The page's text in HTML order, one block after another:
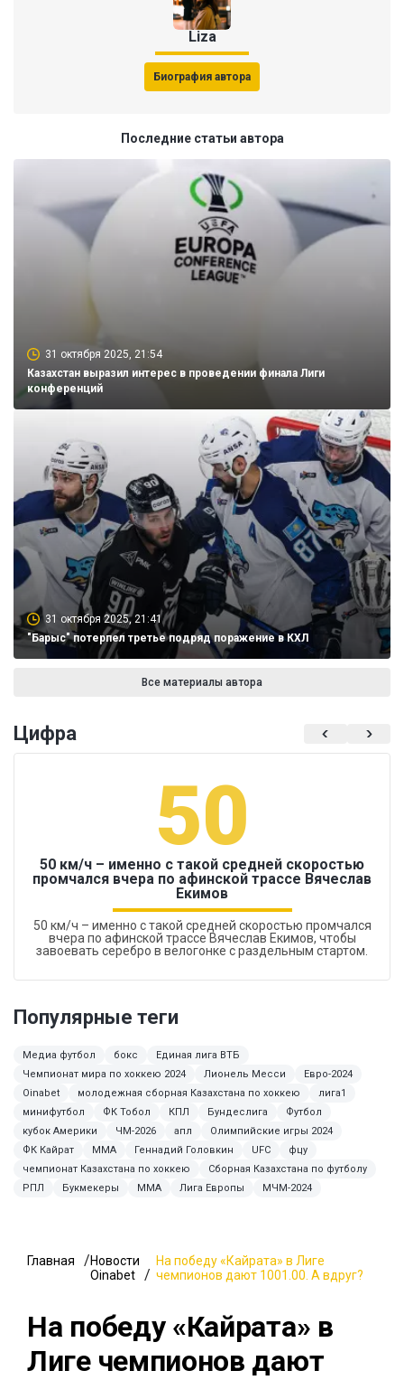
Liza
Биография автора
Последние статьи автора
31 октября 2025, 21:54
Казахстан выразил интерес в проведении финала Лиги
конференций
31 октября 2025, 21:41
"Барыс" потерпел третье подряд поражение в КХЛ
Все материалы автора
Цифра
50
50 км/ч – именно с такой средней скоростью
промчался вчера по афинской трассе Вячеслав
Екимов
50 км/ч – именно с такой средней скоростью промчался
вчера по афинской трассе Вячеслав Екимов, чтобы
завоевать серебро в велогонке с раздельным стартом.
Популярные теги
Медиа футбол бокс
Единая лига ВТБ
Чемпионат мира по хоккею 2024
Лионель Месси
Евро-2024
Oinabet
молодежная сборная Казахстана по хоккею
лига1
минифутбол
ФК Тобол КПЛ Бундеслига
Футбол
кубок Америки
ЧМ-2026 апл
Олимпийские игры 2024
ФК Кайрат
ММА Геннадий Головкин UFC
фцу
чемпионат Казахстана по хоккею
Сборная Казахстана по футболу
РПЛ
Букмекеры MMA Лига Европы МЧМ-2024
Главная
Новости
Oinabet
На победу «Кайрата» в Лиге
чемпионов дают 1001.00. А вдруг?
На победу «Кайрата» в
Лиге чемпионов дают